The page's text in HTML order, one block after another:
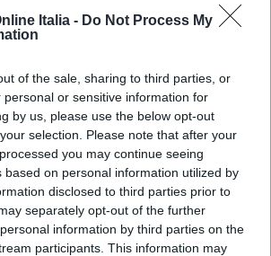
Italia - Do Not Process My
of the sale, sharing to third parties, or
personal or sensitive information for
by us, please use the below opt-out
selection. Please note that after your
you may continue seeing
based on personal information utilized by
disclosed to third parties prior to
separately opt-out of the further
information by third parties on the
participants. This information may
Meir non arriverà in
non subito. Ci toccherà
di poter usare anche noi la
femminile di Mobius.